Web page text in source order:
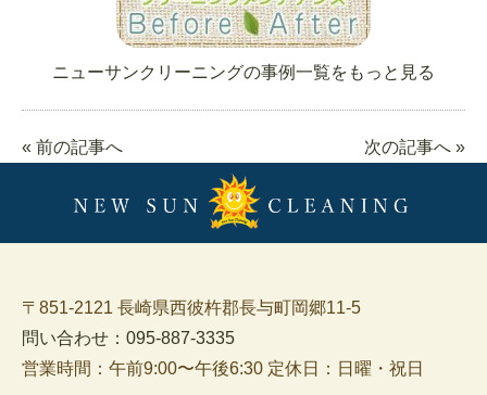
ニューサンクリーニングの事例一覧をもっと見る
« 前の記事へ 次の記事へ »
〒851-2121 長崎県西彼杵郡長与町岡郷11-5
問い合わせ：095-887-3335
営業時間：午前9:00〜午後6:30 定休日：日曜・祝日